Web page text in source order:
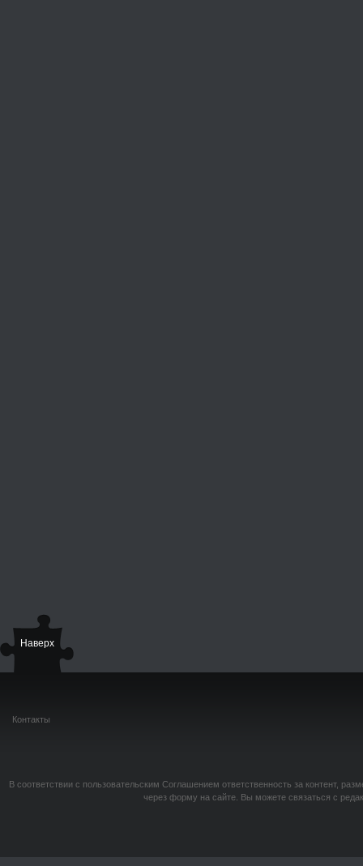
Наверх
Контакты
В соответствии с пользовательским Соглашением ответственность за контент,
через форму на сайте. Вы можете связаться с